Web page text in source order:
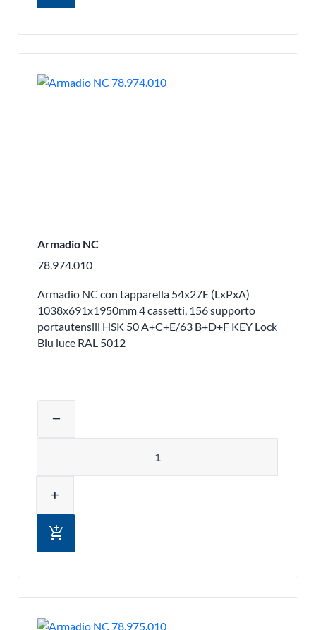
Armadio NC
78.974.010
Armadio NC con tapparella 54x27E (LxPxA)
1038x691x1950mm 4 cassetti, 156 supporto
portautensili HSK 50 A+C+E/63 B+D+F KEY Lock
Blu luce RAL 5012
remove
add
add_shopping_cart